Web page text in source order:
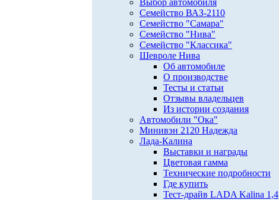
Выбор автомобиля
Семейство ВАЗ-2110
Семейство "Самара"
Семейство "Нива"
Семейство "Классика"
Шевроле Нива
Об автомобиле
О производстве
Тесты и статьи
Отзывы владельцев
Из истории создания
Автомобили "Ока"
Минивэн 2120 Надежда
Лада-Калина
Выставки и награды
Цветовая гамма
Технические подробности
Где купить
Тест-драйв LADA Kalina 1,4